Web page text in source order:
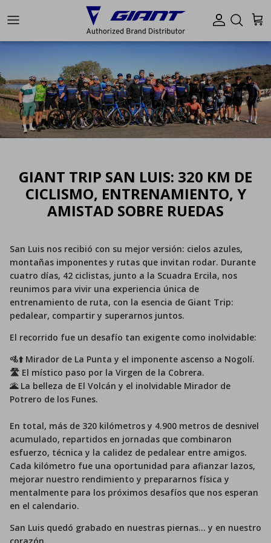
Cuenta
GIANT TRIP SAN LUIS: 320 KM DE
CICLISMO, ENTRENAMIENTO, Y
AMISTAD SOBRE RUEDAS
San Luis nos recibió con su mejor versión: cielos azules,
montañas imponentes y rutas que invitan rodar. Durante
cuatro días, 42 ciclistas, junto a la Scuadra Ercila, nos
reunimos para vivir una experiencia única de
entrenamiento de ruta, con la esencia de Giant Trip:
pedalear, compartir y superarnos juntos.
El recorrido fue un desafío tan exigente como inolvidable:
🚵⬆️ Mirador de La Punta y el imponente ascenso a Nogolí.
🛣️ El místico paso por la Virgen de la Cobrera.
🌋 La belleza de El Volcán y el inolvidable Mirador de
Potrero de los Funes.
En total, más de 320 kilómetros y 4.900 metros de desnivel
acumulado, repartidos en jornadas que combinaron
esfuerzo, técnica y la calidez de pedalear entre amigos.
Cada kilómetro fue una oportunidad para afianzar lazos,
mejorar nuestro rendimiento y prepararnos física y
mentalmente para los próximos desafíos que nos esperan
en el calendario.
San Luis quedó grabado en nuestras piernas… y en nuestro
corazón.